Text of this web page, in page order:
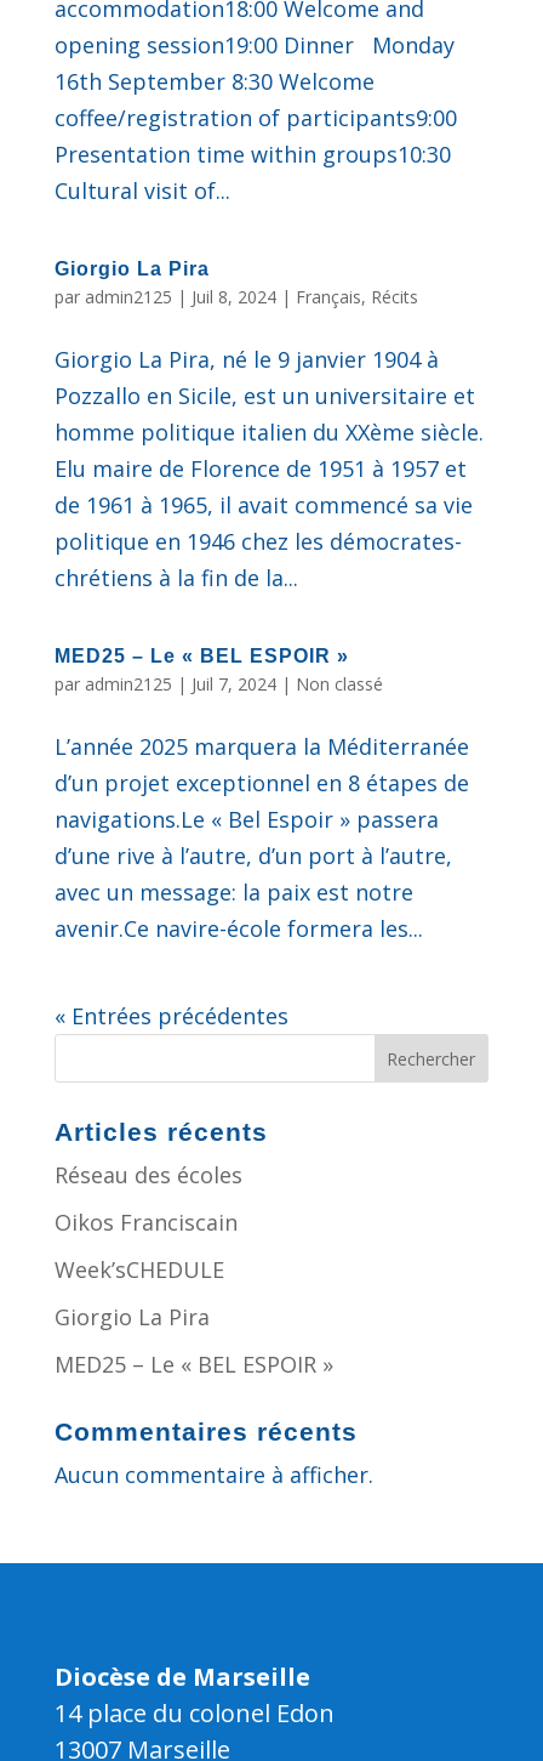
accommodation18:00 Welcome and
opening session19:00 Dinner Monday
16th September 8:30 Welcome
coffee/registration of participants9:00
Presentation time within groups10:30
Cultural visit of...
Giorgio La Pira
par admin2125 | Juil 8, 2024| Français, Récits
Giorgio La Pira, né le 9 janvier 1904 à
Pozzallo en Sicile, est un universitaire et
homme politique italien du XXème siècle.
Elu maire de Florence de 1951 à 1957 et
de 1961 à 1965, il avait commencé sa vie
politique en 1946 chez les démocrates-
chrétiens à la fin de la...
MED25 – Le « BEL ESPOIR »
par admin2125 | Juil 7, 2024| Non classé
L’année 2025 marquera la Méditerranée
d’un projet exceptionnel en 8 étapes de
navigations.Le « Bel Espoir » passera
d’une rive à l’autre, d’un port à l’autre,
avec un message: la paix est notre
avenir.Ce navire-école formera les...
« Entrées précédentes
Rechercher
Articles récents
Réseau des écoles
Oikos Franciscain
Week’sCHEDULE
Giorgio La Pira
MED25 – Le « BEL ESPOIR »
Commentaires récents
Aucun commentaire à afficher.
Diocèse de Marseille
14 place du colonel Edon
13007 Marseille